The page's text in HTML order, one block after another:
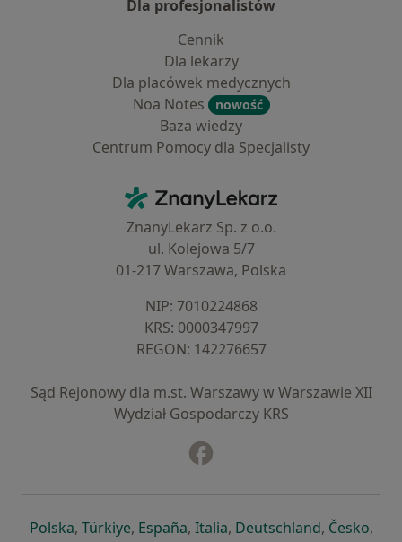
Dla profesjonalistów
Cennik
Dla lekarzy
Dla placówek medycznych
Noa Notes
nowość
Baza wiedzy
Centrum Pomocy dla Specjalisty
ZnanyLekarz - Strona główna
ZnanyLekarz Sp. z o.o.
ul. Kolejowa 5/7
01-217 Warszawa, Polska
NIP: ⁠7010224868
KRS: ⁠0000347997
REGON: ⁠142276657
Sąd Rejonowy dla m.st. Warszawy w Warszawie XII
Wydział Gospodarczy KRS
Polskaotwiera się w nowej karcie
, Türkiyeotwiera się w nowej karcie
, Españaotwiera się w nowej karcie
, Italiaotwiera się w nowej
, Deutschlandotwiera się
, Česko,